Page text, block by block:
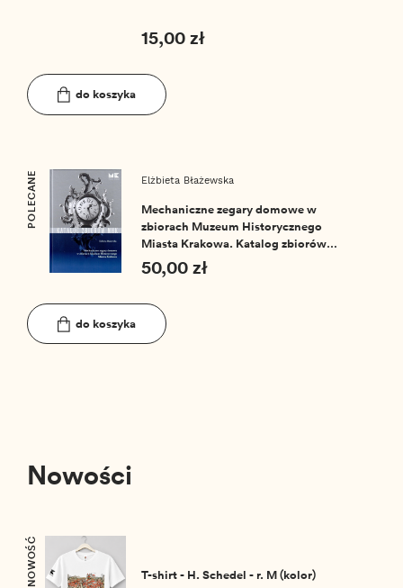
15,00 zł
do koszyka
POLECANE Elżbieta Błażewska
Mechaniczne zegary domowe w
zbiorach Muzeum Historycznego
Miasta Krakowa. Katalog zbiorów
MHK nr 7
50,00 zł
do koszyka
Nowości
NOWOŚĆ T-shirt - H. Schedel - r. M (kolor)